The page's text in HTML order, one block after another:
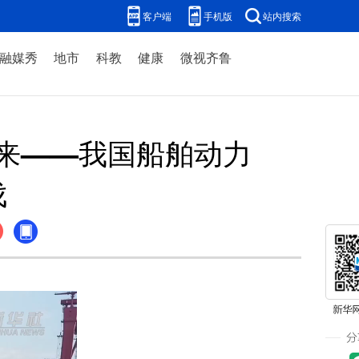
客户端 手机版 站内搜索
媒秀 地市 科教 健康 微视齐鲁
——我国船舶动力